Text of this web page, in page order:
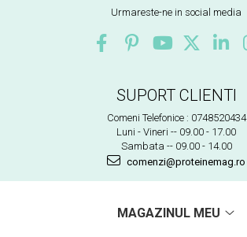
Urmareste-ne in social media
SUPORT CLIENTI
Comeni Telefonice : 0748520434
Luni - Vineri -- 09.00 - 17.00
Sambata -- 09.00 - 14.00
comenzi@proteinemag.ro
MAGAZINUL MEU